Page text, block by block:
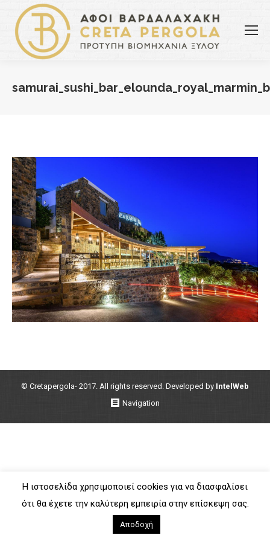
© Cretapergola- 2017. All rights reserved. Developed by IntelWeb
Navigation
Η ιστοσελίδα χρησιμοποιεί cookies για να διασφαλίσει
ότι θα έχετε την καλύτερη εμπειρία στην επίσκεψη σας.
Αποδοχή